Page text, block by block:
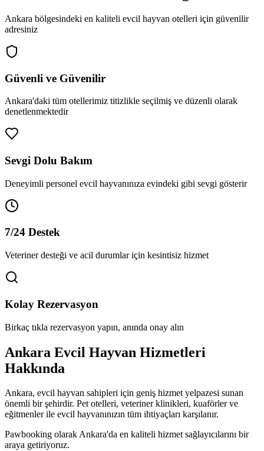
Ankara bölgesindeki en kaliteli evcil hayvan otelleri için güvenilir
adresiniz
Güvenli ve Güvenilir
Ankara'daki tüm otellerimiz titizlikle seçilmiş ve düzenli olarak
denetlenmektedir
Sevgi Dolu Bakım
Deneyimli personel evcil hayvanınıza evindeki gibi sevgi gösterir
7/24 Destek
Veteriner desteği ve acil durumlar için kesintisiz hizmet
Kolay Rezervasyon
Birkaç tıkla rezervasyon yapın, anında onay alın
Ankara Evcil Hayvan Hizmetleri
Hakkında
Ankara, evcil hayvan sahipleri için geniş hizmet yelpazesi sunan
önemli bir şehirdir. Pet otelleri, veteriner klinikleri, kuaförler ve
eğitmenler ile evcil hayvanınızın tüm ihtiyaçları karşılanır.
Pawbooking olarakAnkara'da en kaliteli hizmet sağlayıcılarını bir
araya getiriyoruz.